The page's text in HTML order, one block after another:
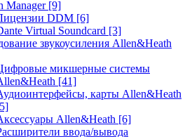
Manager [9]
DDM [6]
Virtual Soundcard [3]
звукоусиления Allen&Heath
микшерные системы
[41]
карты Allen&Heath
Allen&Heath [6]
ввода/вывода